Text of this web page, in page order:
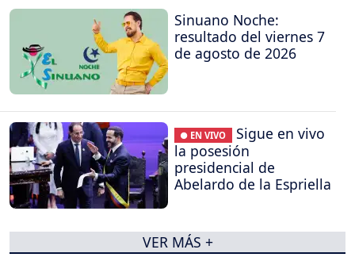
Sinuano Noche:
resultado del viernes 7
de agosto de 2026
● EN VIVO
Sigue en vivo
la posesión
presidencial de
Abelardo de la Espriella
VER MÁS +